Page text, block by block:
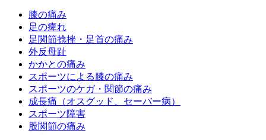
膝の痛み
足の痺れ
足関節捻挫・足首の痛み
外反母趾
かかとの痛み
スポーツによる膝の痛み
スポーツのケガ・関節の痛み
成長痛（オスグッド、セーバー病）
スポーツ障害
股関節の痛み